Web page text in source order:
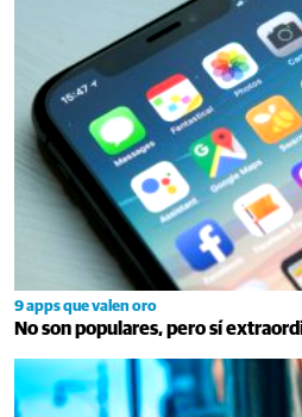
9 apps que valen oro
No son populares, pero sí